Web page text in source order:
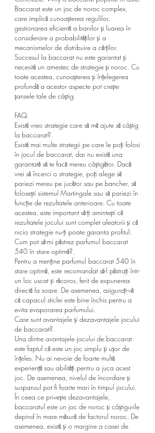
Baccarat este un joc de noroc complex,
care implică cunoașterea regulilor,
gestionarea eficientă a banilor și luarea în
considerare a probabilităților și a
mecanismelor de distribuire a cărților.
Succesul la baccarat nu este garantat și
necesită un amestec de strategie și noroc. Cu
toate acestea, cunoașterea și înțelegerea
profundă a acestor aspecte pot crește
șansele tale de câștig.
FAQ.
Există vreo strategie care să mă ajute să câștig
la baccarat?.
Există mai multe strategii pe care le poți folosi
în jocul de baccarat, dar nu există una
garantată să te facă mereu câștigător. Dacă
vrei să încerci o strategie, poți alege să
pariezi mereu pe jucător sau pe bancher, să
folosești sistemul Martingale sau să pariezi în
funcție de rezultatele anterioare. Cu toate
acestea, este important să-ți amintești că
rezultatele jocului sunt complet aleatorii și că
nicio strategie nu-ți poate garanta profitul.
Cum pot să-mi păstrez parfumul baccarat
540 în stare optimă?.
Pentru a menține parfumul baccarat 540 în
stare optimă, este recomandat să-l păstrați într-
un loc uscat și răcoros, ferit de expunerea
directă la soare. De asemenea, asigurați-vă
că capacul sticlei este bine închis pentru a
evita evaporarea parfumului.
Care sunt avantajele și dezavantajele jocului
de baccarat?.
Una dintre avantajele jocului de baccarat
este faptul că este un joc simplu și ușor de
înțeles. Nu ai nevoie de foarte multă
experiență sau abilități pentru a juca acest
joc. De asemenea, nivelul de încordare și
suspansul pot fi foarte mari în timpul jocului.
În ceea ce privește dezavantajele,
baccaratul este un joc de noroc și câștigurile
depind în mare măsură de factorul noroc. De
asemenea, există și o margine a casei de